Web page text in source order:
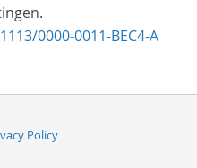
0000-0011-BEC4-A
Policy